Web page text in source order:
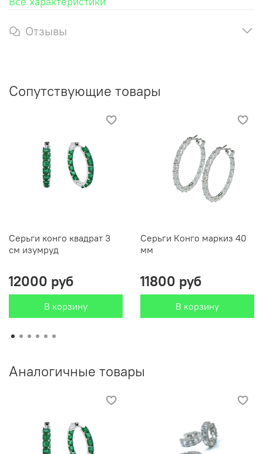
Отзывы
Сопутствующие товары
Серьги конго квадрат 3
см изумруд
12000 руб
В корзину
Серьги Конго маркиз 40
мм
11800 руб
В корзину
Аналогичные товары